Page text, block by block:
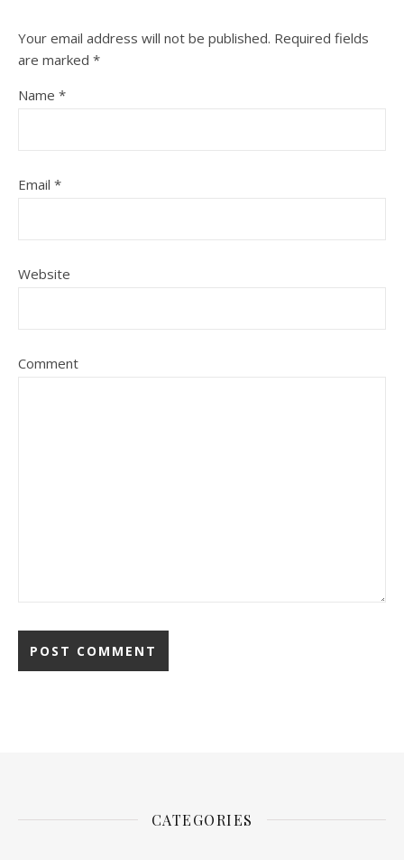
Your email address will not be published. Required fields
are marked *
Name *
Email *
Website
Comment
CATEGORIES